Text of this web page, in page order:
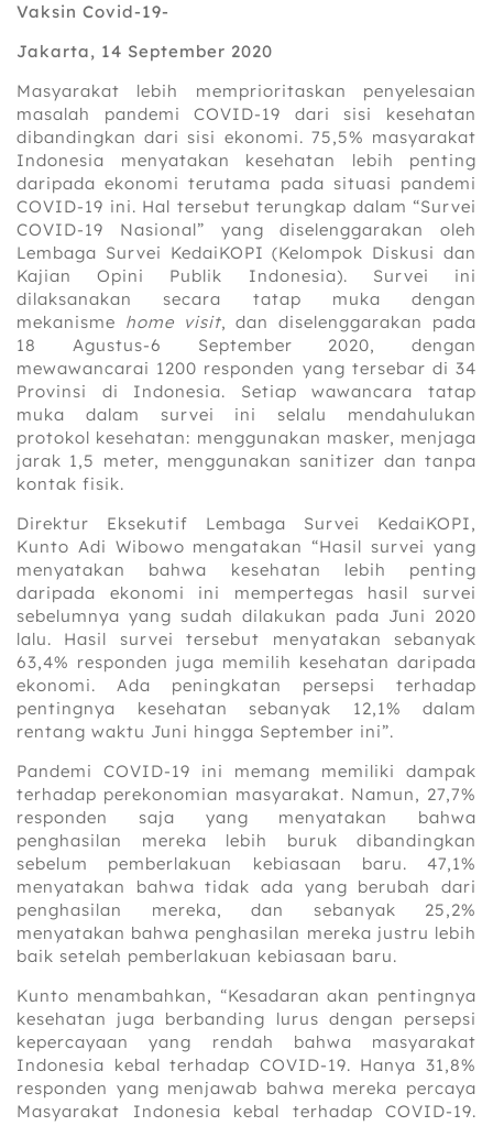
Vaksin Covid-19-
Jakarta, 14 September 2020
Masyarakat lebih memprioritaskan penyelesaian
masalah pandemi COVID-19 dari sisi kesehatan
dibandingkan dari sisi ekonomi. 75,5% masyarakat
Indonesia menyatakan kesehatan lebih penting
daripada ekonomi terutama pada situasi pandemi
COVID-19 ini. Hal tersebut terungkap dalam “Survei
COVID-19 Nasional” yang diselenggarakan oleh
Lembaga Survei KedaiKOPI (Kelompok Diskusi dan
Kajian Opini Publik Indonesia). Survei ini
dilaksanakan secara tatap muka dengan
mekanisme home visit, dan diselenggarakan pada
18 Agustus-6 September 2020, dengan
mewawancarai 1200 responden yang tersebar di 34
Provinsi di Indonesia. Setiap wawancara tatap
muka dalam survei ini selalu mendahulukan
protokol kesehatan: menggunakan masker, menjaga
jarak 1,5 meter, menggunakan sanitizer dan tanpa
kontak fisik.
Direktur Eksekutif Lembaga Survei KedaiKOPI,
Kunto Adi Wibowo mengatakan “Hasil survei yang
menyatakan bahwa kesehatan lebih penting
daripada ekonomi ini mempertegas hasil survei
sebelumnya yang sudah dilakukan pada Juni 2020
lalu. Hasil survei tersebut menyatakan sebanyak
63,4% responden juga memilih kesehatan daripada
ekonomi. Ada peningkatan persepsi terhadap
pentingnya kesehatan sebanyak 12,1% dalam
rentang waktu Juni hingga September ini”.
Pandemi COVID-19 ini memang memiliki dampak
terhadap perekonomian masyarakat. Namun, 27,7%
responden saja yang menyatakan bahwa
penghasilan mereka lebih buruk dibandingkan
sebelum pemberlakuan kebiasaan baru. 47,1%
menyatakan bahwa tidak ada yang berubah dari
penghasilan mereka, dan sebanyak 25,2%
menyatakan bahwa penghasilan mereka justru lebih
baik setelah pemberlakuan kebiasaan baru.
Kunto menambahkan, “Kesadaran akan pentingnya
kesehatan juga berbanding lurus dengan persepsi
kepercayaan yang rendah bahwa masyarakat
Indonesia kebal terhadap COVID-19. Hanya 31,8%
responden yang menjawab bahwa mereka percaya
Masyarakat Indonesia kebal terhadap COVID-19.